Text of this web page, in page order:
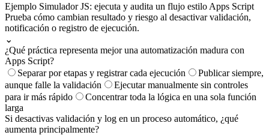
Ejemplo Simulador JS: ejecuta y audita un flujo estilo Apps Script
Prueba cómo cambian resultado y riesgo al desactivar validación,
notificación o registro de ejecución.
⌄
¿Qué práctica representa mejor una automatización madura con
Apps Script?
Separar por etapas y registrar cada ejecución
Publicar siempre,
aunque falle la validación
Ejecutar manualmente sin controles
para ir más rápido
Concentrar toda la lógica en una sola función
larga
Si desactivas validación y log en un proceso automático, ¿qué
aumenta principalmente?